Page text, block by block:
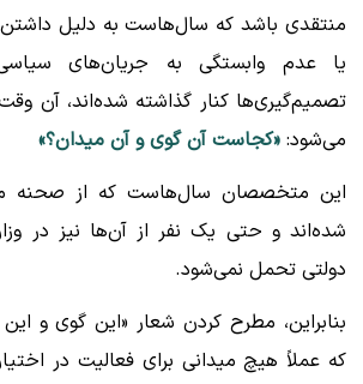
منتقدی باشد که سال‌هاست به دلیل
یا عدم وابستگی به جریان‌های
تصمیم‌گیری‌ها کنار گذاشته شده‌اند، آن
می‌شود: «کجاست آن گوی و آن میدان؟»
این متخصصان سال‌هاست که از صحنه
شده‌اند و حتی یک نفر از آن‌ها نیز در
دولتی تحمل نمی‌شود.
بنابراین، مطرح کردن شعار «این گوی و
که عملاً هیچ میدانی برای فعالیت در